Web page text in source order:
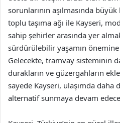
sorunlarının aşılmasında
toplu taşıma ağı ile Kayseri,
sahip şehirler arasında yer
sürdürülebilir yaşamın
Gelecekte, tramvay sisteminin
durakların ve güzergahların
sayede Kayseri, ulaşımda
alternatif sunmaya devam